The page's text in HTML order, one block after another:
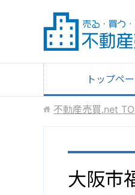
トップペ
不動産売買.net
大阪市